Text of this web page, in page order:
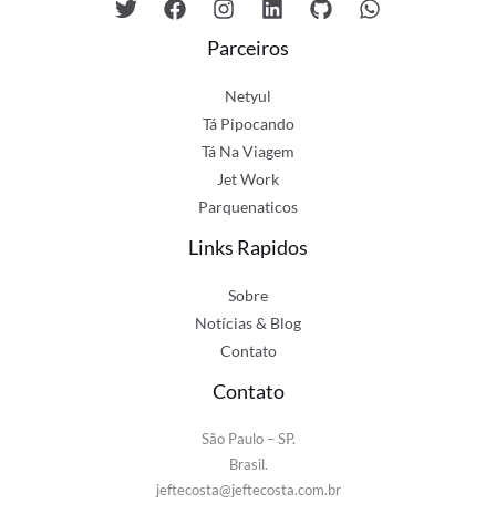
Parceiros
Netyul
Tá Pipocando
Tá Na Viagem
Jet Work
Parquenaticos
Links Rapidos
Sobre
Notícias & Blog
Contato
Contato
São Paulo – SP.
Brasil.
jeftecosta@jeftecosta.com.br